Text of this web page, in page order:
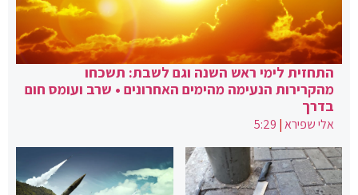
התחזית לימי ראש השנה וגם לשבת: תשכחו
מהקרירות הנעימה מהימים האחרונים • שרב ועומס חום
בדרך
אלי שפירא|
5:29